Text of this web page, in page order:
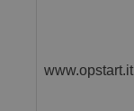
www.opstart.it